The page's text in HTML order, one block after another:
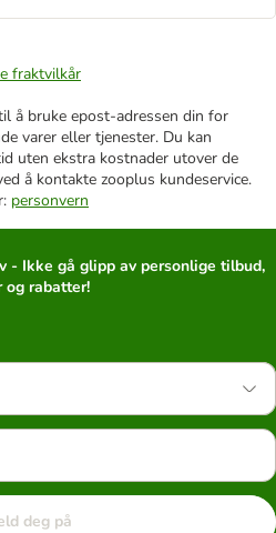
fraktvilkår
å bruke epost-adressen din for
varer eller tjenester. Du kan
uten ekstra kostnader utover de
å kontakte zooplus kundeservice.
personvern
- Ikke gå glipp av personlige tilbud,
og rabatter!
deg på